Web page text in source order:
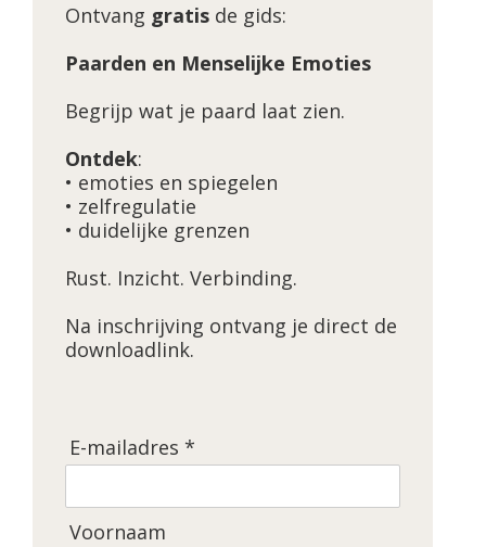
Ontvang gratis de gids:
Paarden en Menselijke Emoties
Begrijp wat je paard laat zien.
Ontdek:
• emoties en spiegelen
• zelfregulatie
• duidelijke grenzen
Rust. Inzicht. Verbinding.
Na inschrijving ontvang je direct de
downloadlink.
E-mailadres *
Voornaam